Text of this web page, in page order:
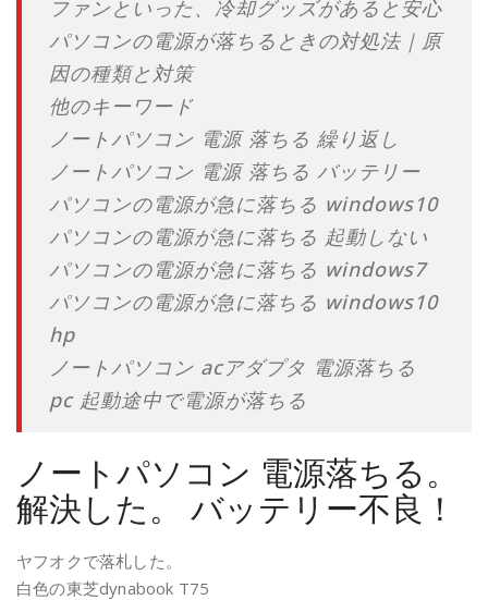
ファンといった、冷却グッズがあると安心
パソコンの電源が落ちるときの対処法｜原
因の種類と対策
他のキーワード
ノートパソコン 電源 落ちる 繰り返し
ノートパソコン 電源 落ちる バッテリー
パソコンの電源が急に落ちる windows10
パソコンの電源が急に落ちる 起動しない
パソコンの電源が急に落ちる windows7
パソコンの電源が急に落ちる windows10
hp
ノートパソコン acアダプタ 電源落ちる
pc 起動途中で電源が落ちる
ノートパソコン 電源落ちる。
解決した。 バッテリー不良！
ヤフオクで落札した。
白色の東芝dynabook T75